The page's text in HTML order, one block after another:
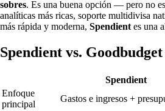
sobres. Es una buena opción — pero no
analíticas más ricas, soporte multidivisa
más rápida y moderna, Spendient es una
Spendient vs.
Spendient
Enfoque
principal
Gastos e ingresos +